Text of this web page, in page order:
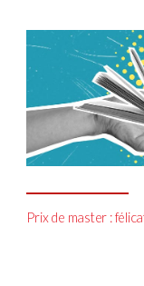
Prix de master :